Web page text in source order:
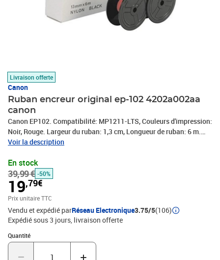
Livraison offerte
Canon
Ruban encreur original ep-102 4202a002aa
canon
Canon EP102. Compatibilité: MP1211-LTS, Couleurs d'impression:
Noir, Rouge. Largeur du ruban: 1,3 cm, Longueur de ruban: 6 m.
Type d'emballage: Boîte
Voir la description
En stock
39,99 € -50%
19,79€
Prix unitaire TTC
Vendu et expédié parRéseau Electronique3.75/5(106)
Expédié sous 3 jours livraison offerte
Quantité
Quantité : 1